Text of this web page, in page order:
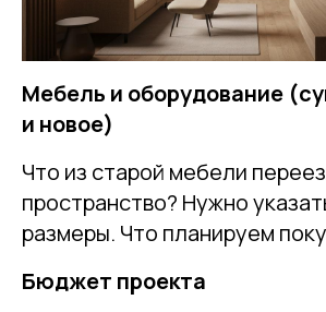
Мебель и оборудование
и новое)
Что из старой мебели
пространство? Нужно
размеры. Что планируем
Бюджет проекта